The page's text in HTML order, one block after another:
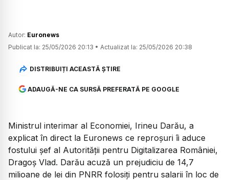
Autor: Euronews
Publicat la: 25/05/2026 20:13 • Actualizat la: 25/05/2026 20:38
DISTRIBUIȚI ACEASTĂ ȘTIRE
ADAUGĂ-NE CA SURSĂ PREFERATĂ PE GOOGLE
Ministrul interimar al Economiei, Irineu Darău, a
explicat în direct la Euronews ce reproșuri îi aduce
fostului șef al Autorității pentru Digitalizarea României,
Dragoș Vlad. Darău acuză un prejudiciu de 14,7
milioane de lei din PNRR folosiți pentru salarii în loc de